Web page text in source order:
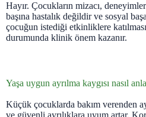
Hayır. Çocukların mizacı,
başına hastalık değildir ve sosyal
çocuğun istediği etkinliklere
durumunda klinik önem kazanır.
Yaşa uygun ayrılma kaygısı nasıl
Küçük çocuklarda bakım verenden
ve güvenli ayrılıklara uyum artar.